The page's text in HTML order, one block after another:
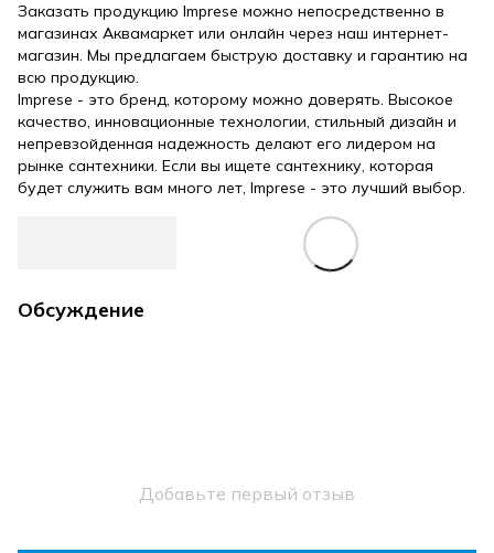
Заказать продукцию Imprese можно непосредственно в
магазинах Аквамаркет или онлайн через наш интернет-
магазин. Мы предлагаем быструю доставку и гарантию на
всю продукцию.
Imprese - это бренд, которому можно доверять. Высокое
качество, инновационные технологии, стильный дизайн и
непревзойденная надежность делают его лидером на
рынке сантехники. Если вы ищете сантехнику, которая
будет служить вам много лет, Imprese - это лучший выбор.
Обсуждение
Добавьте первый отзыв